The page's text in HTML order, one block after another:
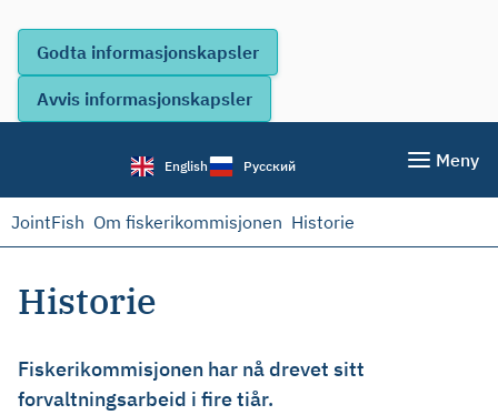
English Русский Meny
JointFish Om fiskerikommisjonen Historie
Historie
Fiskerikommisjonen har nå drevet sitt
forvaltningsarbeid i fire tiår.